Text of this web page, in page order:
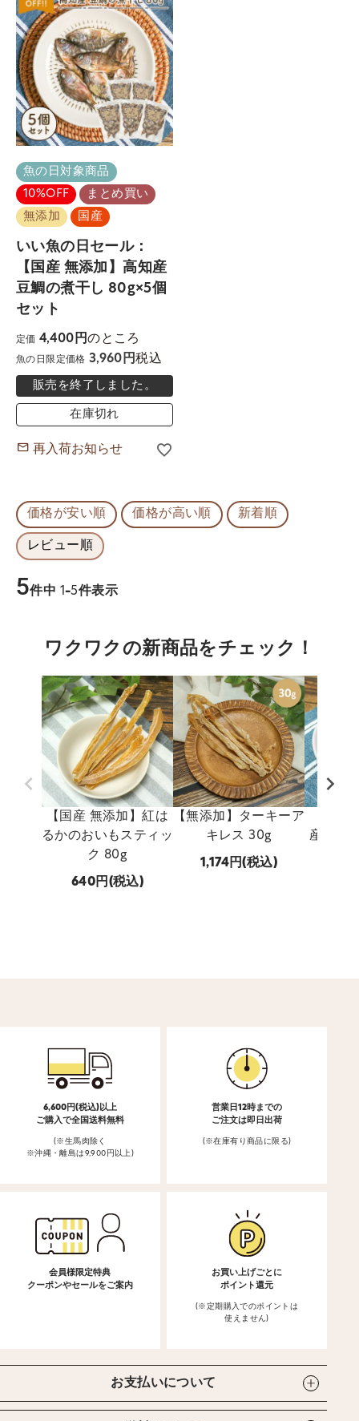
魚の日対象商品
10%OFF
まとめ買い
無添加
国産
いい魚の日セール：
【国産 無添加】高知産
豆鯛の煮干し 80g×5個
セット
定価 4,400 のところ
魚の日限定価格 3,960 税込
販売を終了しました。
在庫切れ
再入荷お知らせ
価格が安い順 価格が高い順 新着順
レビュー順
5件中 1-5件表示
ワクワクの新商品をチェック！
【国産 無添加】紅は
るかのおいもスティッ
ク 80g
640 (税込)
【無添加】ターキーア
キレス 30g
1,174 (税込)
産 穴子
6,600円(税込)以上
ご購入で全国送料無料
(※生馬肉除く
※沖縄・離島は9,900円以上)
営業日12時までの
ご注文は即日出荷
(※在庫有り商品に限る)
会員様限定特典
クーポンやセールをご案内
お買い上げごとに
ポイント還元
(※定期購入でのポイントは
使えません)
お支払いについて